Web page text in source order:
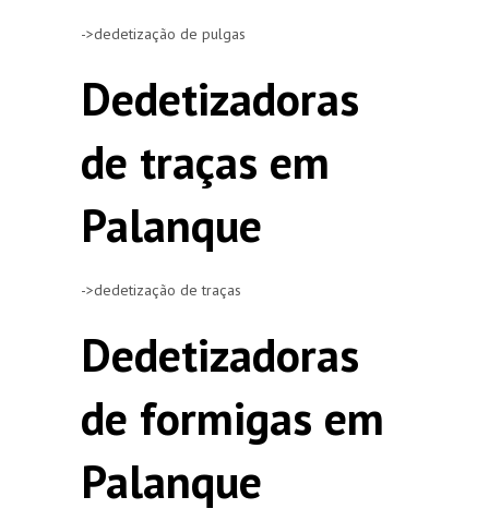
->dedetização de pulgas
Dedetizadoras
de traças em
Palanque
->dedetização de traças
Dedetizadoras
de formigas em
Palanque